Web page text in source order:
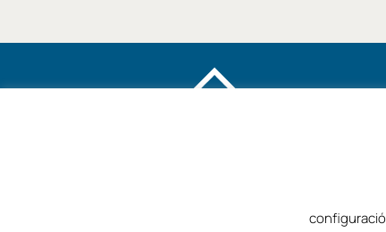
©2025 – Colegio de Arquitectos de